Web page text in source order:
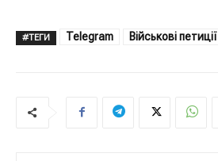
#ТЕГИ Telegram Військові петиції